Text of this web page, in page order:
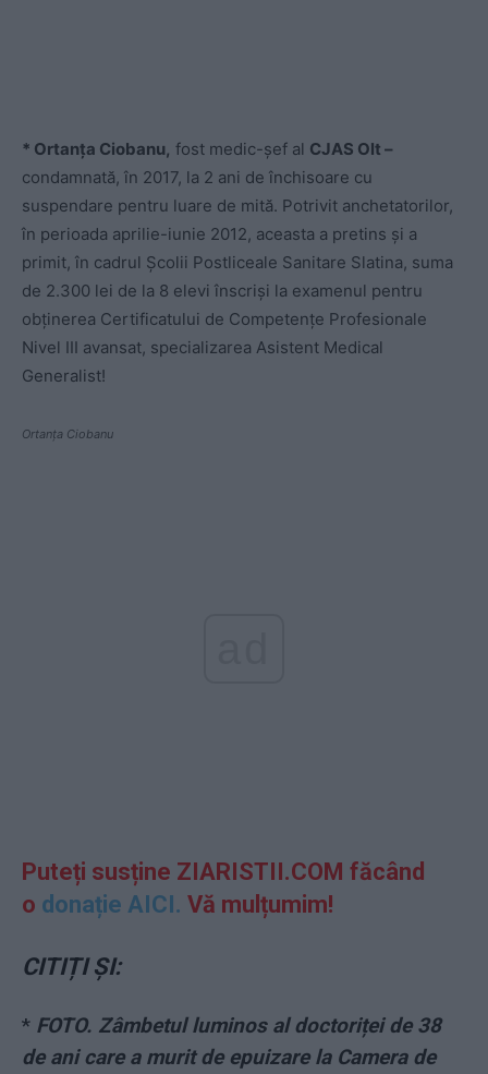
* Ortanța Ciobanu, fost medic-șef al CJAS Olt –
condamnată, în 2017, la 2 ani de închisoare cu
suspendare pentru luare de mită. Potrivit anchetatorilor,
în perioada aprilie-iunie 2012, aceasta a pretins și a
primit, în cadrul Școlii Postliceale Sanitare Slatina, suma
de 2.300 lei de la 8 elevi înscriși la examenul pentru
obținerea Certificatului de Competențe Profesionale
Nivel III avansat, specializarea Asistent Medical
Generalist!
Ortanța Ciobanu
Puteți susține ZIARISTII.COM făcând
o donație AICI. Vă mulțumim!
CITIȚI ȘI:
* FOTO. Zâmbetul luminos al doctoriței de 38
de ani care a murit de epuizare la Camera de